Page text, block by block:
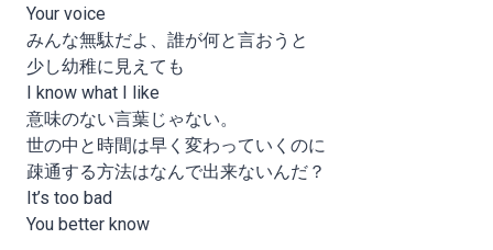
Your voice
みんな無駄だよ、誰が何と言おうと
少し幼稚に見えても
I know what I like
意味のない言葉じゃない。
世の中と時間は早く変わっていくのに
疎通する方法はなんで出来ないんだ？
It’s too bad
You better know